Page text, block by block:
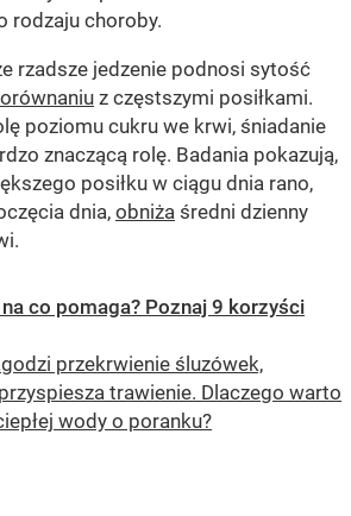
rodzaju choroby.
rzadsze jedzenie podnosi sytość
z częstszymi posiłkami.
poziomu cukru we krwi, śniadanie
znaczącą rolę. Badania pokazują,
posiłku w ciągu dnia rano,
dnia, obniża średni dzienny
co pomaga? Poznaj 9 korzyści
przekrwienie śluzówek,
trawienie. Dlaczego warto
wody o poranku?